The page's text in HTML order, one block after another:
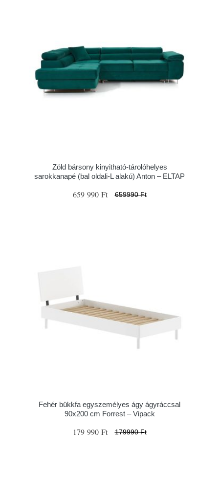
Zöld bársony kinyitható-tárolóhelyes
sarokkanapé (bal oldali-L alakú) Anton – ELTAP
659 990 Ft 659990 Ft
Fehér bükkfa egyszemélyes ágy ágyráccsal
90x200 cm Forrest – Vipack
179 990 Ft 179990 Ft